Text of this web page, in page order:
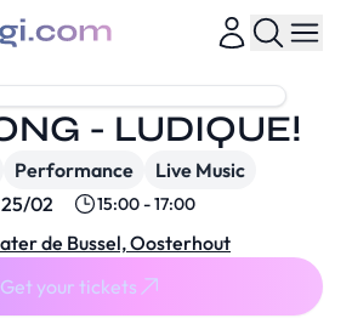
- LUDIQUE!
Performance Live Music
25/02
15:00 - 17:00
de Bussel, Oosterhout
Get your tickets